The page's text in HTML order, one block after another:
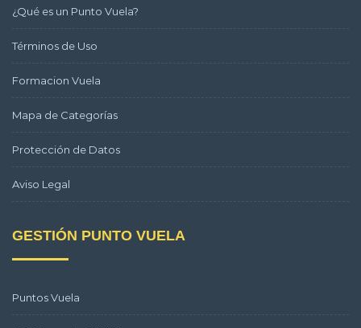
¿Qué es un Punto Vuela?
Términos de Uso
Formacion Vuela
Mapa de Categorías
Protección de Datos
Aviso Legal
GESTIÓN PUNTO VUELA
Puntos Vuela